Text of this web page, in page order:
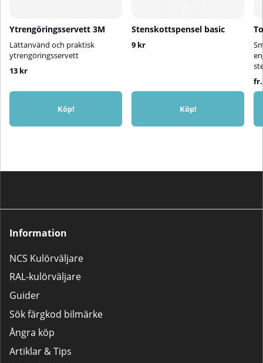
Ytrengöringsservett 3M
Lättanvänd och praktisk
ytrengöringsservett
13 kr
Köp!
Stenskottspensel basic
9 kr
Köp!
fr.
Information
NCS Kulörväljare
RAL-kulörväljare
Guider
Sök färgkod bilmärke
Ångra köp
Artiklar & Tips